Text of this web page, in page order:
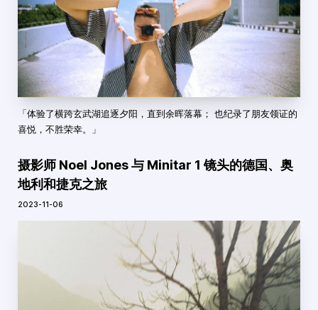
「体验了横跨玄武湖追逐夕阳，直到余晖落幕； 也纪录了朋友领证的
喜悦，不胜荣幸。」
摄影师 Noel Jones 与 Minitar 1 镜头的德国、奥
地利和捷克之旅
2023-11-06